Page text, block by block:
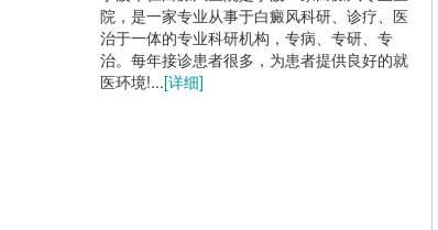
院，是一家专业从事于白癜风科研、诊疗、医
治于一体的专业科研机构，专病、专研、专
治。每年接诊患者很多，为患者提供良好的就
医环境!...[详细]